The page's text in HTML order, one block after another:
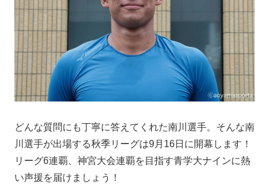
どんな質問にも丁寧に答えてくれた南川選手。そんな南
川選手が出場する秋季リーグは9月16日に開幕します！
リーグ6連覇、神宮大会連覇を目指す青学大ナインに熱
い声援を届けましょう！